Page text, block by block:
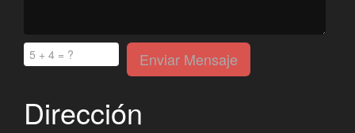
Dirección